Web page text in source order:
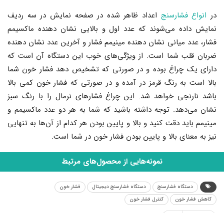
در انواع فشارسنج اعداد ظاهر شده در صفحه نمایش در سه ردیف
نمایش داده می‌شوند که عدد اول و بالایی نشان دهنده ماکسیمم
فشار، عدد میانی نشان دهنده مینیمم فشار و آخرین عدد نشان دهنده
ضربان قلب شما است. از ویژگی‌های خوب این دستگاه آن است که
دارای یک چراغ بوده و در صورتی که تشخیص دهد فشار خون شما
بالا است به رنگ قرمز در آمده و در صورتی که فشار خون کمی بالا
باشد نارنجی خواهد شد. این چراغ فشارهای نرمال را با رنگ سبز
نشان می‌دهد. توجه داشته باشید که شما به هر دو عدد ماکسیمم و
مینیمم باید دقت کنید و بالا و پایین بودن هر کدام از آن‌ها به تنهایی
نیز به معنای بالا و پایین بودن فشار خون در شما است.
نمونه‌هایی از محصول‌های مرتبط
دستگاه فشارسنج دستگاه فشارسنج دیجیتال
فشار خون
کاهش فشار خون
کنترل فشار خون